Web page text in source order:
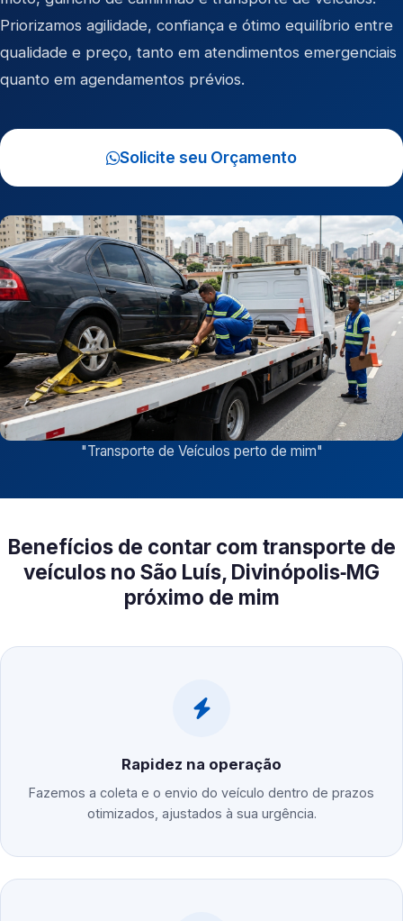
Priorizamos agilidade, confiança e ótimo equilíbrio entre
qualidade e preço, tanto em atendimentos emergenciais
quanto em agendamentos prévios.
Solicite seu Orçamento
"Transporte de Veículos perto de mim"
Benefícios de contar com transporte de
veículos no São Luís, Divinópolis‑MG
próximo de mim
Rapidez na operação
Fazemos a coleta e o envio do veículo dentro de prazos
otimizados, ajustados à sua urgência.